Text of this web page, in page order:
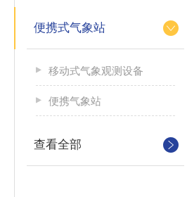
便携式气象站
移动式气象观测设备
便携气象站
查看全部